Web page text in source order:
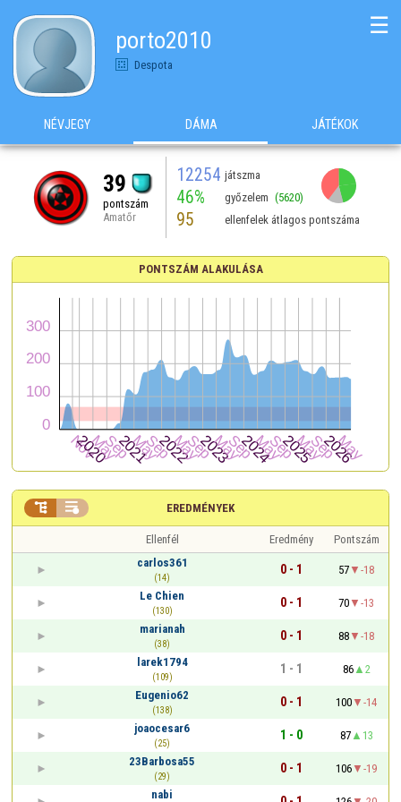
porto2010
Despota
☰
NÉVJEGY DÁMA JÁTÉKOK
39
pontszám
Amatőr
12254 játszma
46% győzelem (5620)
95 ellenfelek átlagos pontszáma
PONTSZÁM ALAKULÁSA
EREDMÉNYEK
 
Ellenfél Eredmény
Pontszám
carlos361
(14)
0 - 1 57
-18
Le Chien
(130)
0 - 1 70
-13
marianah
(38)
0 - 1 88
-18
larek1794
(109)
1 - 1 86
2
Eugenio62
(138)
0 - 1 100
-14
joaocesar6
(25)
1 - 0 87
13
23Barbosa55
(29)
0 - 1 106
-19
nabi